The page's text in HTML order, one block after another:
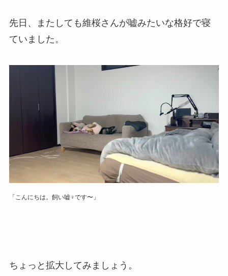
先日、またしても維桜さんが嘘みたいな格好で寝
ていました。
「こんにちは。飼い嘘♀です〜」
ちょっと拡大してみましょう。